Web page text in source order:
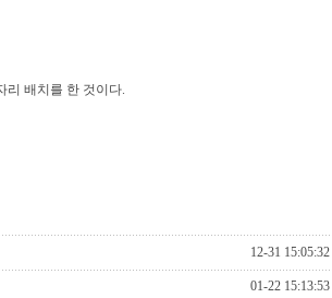
리 배치를 한 것이다.
12-31 15:05:32
01-22 15:13:53